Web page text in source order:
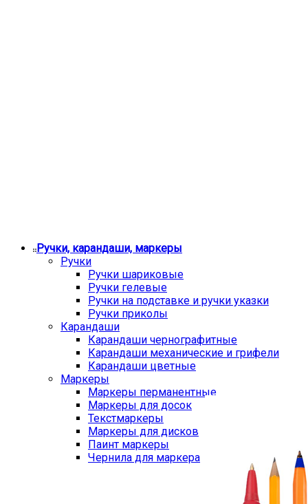
Ручки, карандаши, маркеры
Ручки
Ручки шариковые
Ручки гелевые
Ручки на подставке и ручки указки
Ручки приколы
Карандаши
Карандаши чернографитные
Карандаши механические и грифели
Карандаши цветные
Маркеры
Маркеры перманентные
Маркеры для досок
Текстмаркеры
Маркеры для дисков
Паинт маркеры
Чернила для маркера